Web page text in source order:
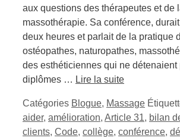
aux questions des thérapeutes et de
massothérapie. Sa conférence,
deux heures et parlait de la pratique
ostéopathes, naturopathes,
des esthéticiennes qui ne détenaient
diplômes … Lire la suite
Catégories Blogue, Massage
aider, amélioration, Article 31, bilan
clients, Code, collège, conférence,